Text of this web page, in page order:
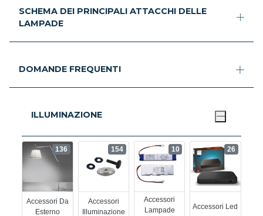
SCHEMA DEI PRINCIPALI ATTACCHI DELLE
LAMPADE
DOMANDE FREQUENTI
ILLUMINAZIONE
Accessori Da
Esterno
136
Accessori
Illuminazione
154
Accessori
Lampade
10
Accessori Led
26